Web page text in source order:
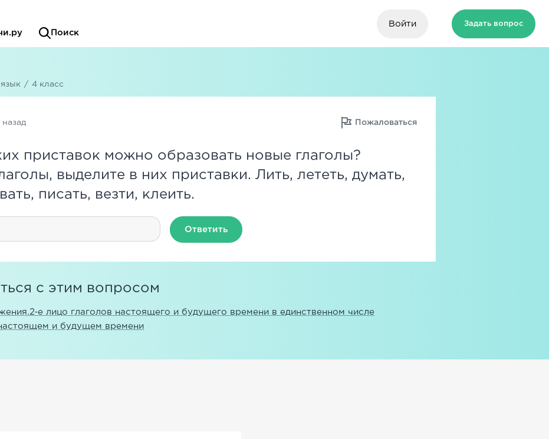
Поиск
Войти Задать вопрос
/ 4 класс
назад Пожаловаться
приставок можно образовать новые глаголы?
выделите в них приставки. Лить, лететь, думать,
писать, везти, клеить.
Ответить
с этим вопросом
2‑е лицо глаголов настоящего и будущего времени в единственном числе
и будущем времени